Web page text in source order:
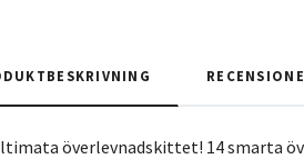
överlevnadskittet! 14 smarta